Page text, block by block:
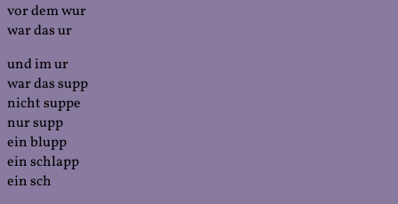
vor dem wur
war das ur
und im ur
war das supp
nicht suppe
nur supp
ein blupp
ein schlapp
ein sch